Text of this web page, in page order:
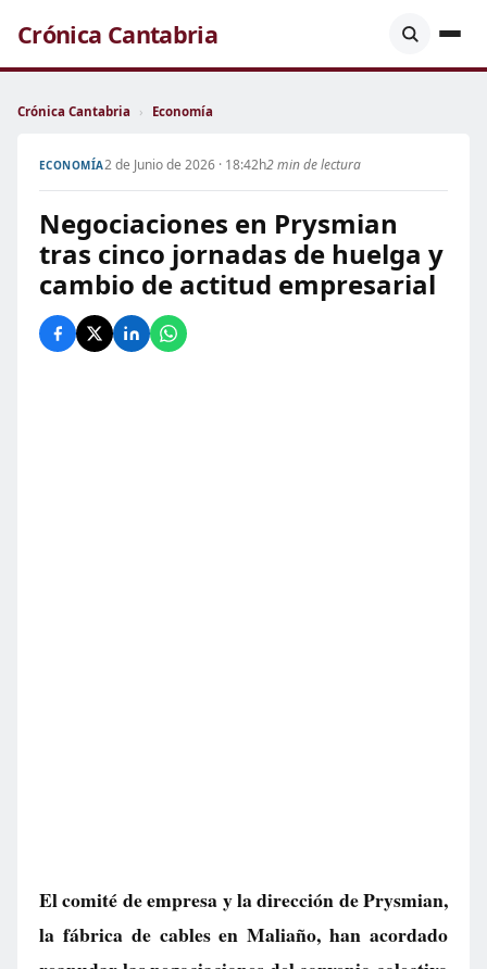
Crónica Cantabria
Crónica Cantabria › Economía
ECONOMÍA2 de Junio de 2026 · 18:42h2 min de lectura
Negociaciones en Prysmian
tras cinco jornadas de huelga y
cambio de actitud empresarial
El comité de empresa y la dirección de Prysmian,
la fábrica de cables en Maliaño, han acordado